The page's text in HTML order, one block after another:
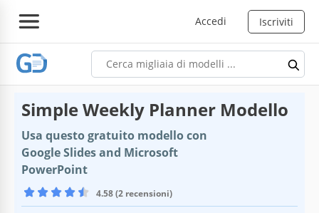
Accedi Iscriviti
Simple Weekly Planner Modello
Usa questo gratuito modello con
Google Slides and Microsoft
PowerPoint
4.58 (2 recensioni)